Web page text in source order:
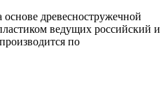
древесностружечной
ведущих российский и
по